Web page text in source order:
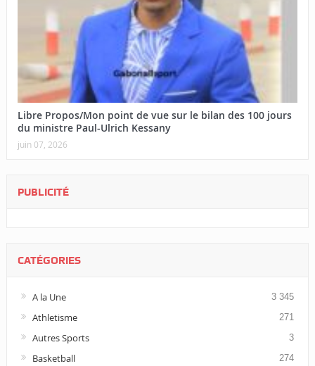
Libre Propos/Mon point de vue sur le bilan des 100 jours
du ministre Paul-Ulrich Kessany
juin 07, 2026
PUBLICITÉ
CATÉGORIES
A la Une 3 345
Athletisme 271
Autres Sports 3
Basketball 274